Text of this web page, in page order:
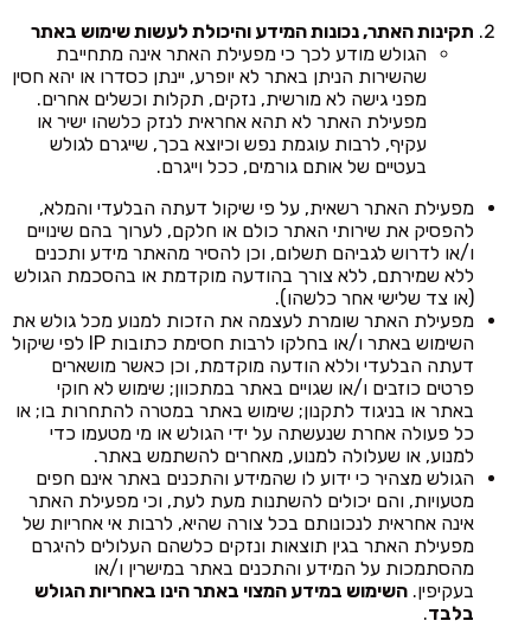
תקינות האתר, נכונות המידע והיכולת לעשות שימוש באתר
הגולש מודע לכך כי מפעילת האתר אינה מתחייבת
שהשירות הניתן באתר לא יופרע, יינתן כסדרו או יהא חסין
מפני גישה לא מורשית, נזקים, תקלות וכשלים אחרים.
מפעילת האתר לא תהא אחראית לנזק כלשהו ישיר או
עקיף, לרבות עוגמת נפש וכיוצא בכך, שייגרם לגולש
בעטיים של אותם גורמים, ככל וייגרם.
מפעילת האתר רשאית, על פי שיקול דעתה הבלעדי והמלא,
להפסיק את שירותי האתר כולם או חלקם, לערוך בהם שינויים
ו/או לדרוש לגביהם תשלום, וכן להסיר מהאתר מידע ותכנים
ללא שמירתם, ללא צורך בהודעה מוקדמת או בהסכמת הגולש
(או צד שלישי אחר כלשהו).
מפעילת האתר שומרת לעצמה את הזכות למנוע מכל גולש את
השימוש באתר ו/או בחלקו לרבות חסימת כתובות IP לפי שיקול
דעתה הבלעדי וללא הודעה מוקדמת, וכן כאשר מושארים
פרטים כוזבים ו/או שגויים באתר במתכוון; שימוש לא חוקי
באתר או בניגוד לתקנון; שימוש באתר במטרה להתחרות בו; או
כל פעולה אחרת שנעשתה על ידי הגולש או מי מטעמו כדי
למנוע, או שעלולה למנוע, מאחרים להשתמש באתר.
הגולש מצהיר כי ידוע לו שהמידע והתכנים באתר אינם חפים
מטעויות, והם יכולים להשתנות מעת לעת, וכי מפעילת האתר
אינה אחראית לנכונותם בכל צורה שהיא, לרבות אי אחריות של
מפעילת האתר בגין תוצאות ונזקים כלשהם העלולים להיגרם
מהסתמכות על המידע והתכנים באתר במישרין ו/או
בעקיפין. השימוש במידע המצוי באתר הינו באחריות הגולש
בלבד.